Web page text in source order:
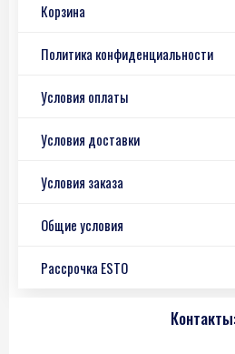
Корзина
Политика конфиденциальности
Условия оплаты
Условия доставки
Условия заказа
Общие условия
Рассрочка ESTO